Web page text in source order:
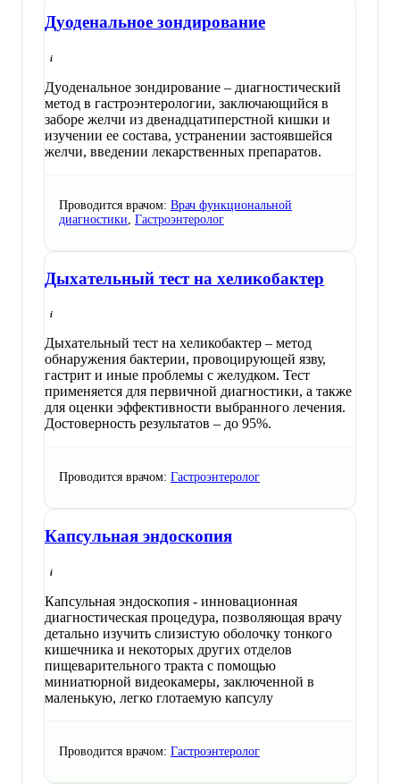
Дуоденальное зондирование
Дуоденальное зондирование – диагностический
метод в гастроэнтерологии, заключающийся в
заборе желчи из двенадцатиперстной кишки и
изучении ее состава, устранении застоявшейся
желчи, введении лекарственных препаратов.
Проводится врачом: Врач функциональной
диагностики Гастроэнтеролог
Дыхательный тест на хеликобактер
Дыхательный тест на хеликобактер – метод
обнаружения бактерии, провоцирующей язву,
гастрит и иные проблемы с желудком. Тест
применяется для первичной диагностики, а также
для оценки эффективности выбранного лечения.
Достоверность результатов – до 95%.
Проводится врачом: Гастроэнтеролог
Капсульная эндоскопия
Капсульная эндоскопия - инновационная
диагностическая процедура, позволяющая врачу
детально изучить слизистую оболочку тонкого
кишечника и некоторых других отделов
пищеварительного тракта с помощью
миниатюрной видеокамеры, заключенной в
маленькую, легко глотаемую капсулу
Проводится врачом: Гастроэнтеролог